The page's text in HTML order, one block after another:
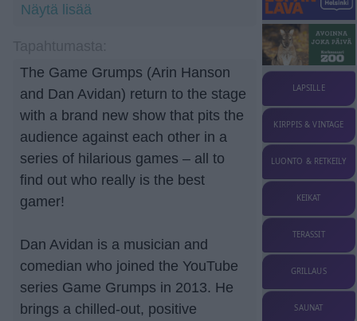
Näytä lisää
The Game Grumps (Arin Hanson
and Dan Avidan) return to the stage
with a brand new show that pits the
audience against each other in a
series of hilarious games – all to
find out who really is the best
gamer!
Dan Avidan is a musician and
comedian who joined the YouTube
series Game Grumps in 2013. He
brings a chilled-out, positive
LAPSILLE
KIRPPIS & VINTAGE
LUONTO & RETKEILY
KEIKAT
TERASSIT
GRILLAUS
SAUNAT